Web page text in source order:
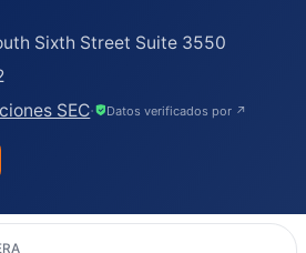
Sixth Street Suite 3550
SEC· Datos verificados por ↗